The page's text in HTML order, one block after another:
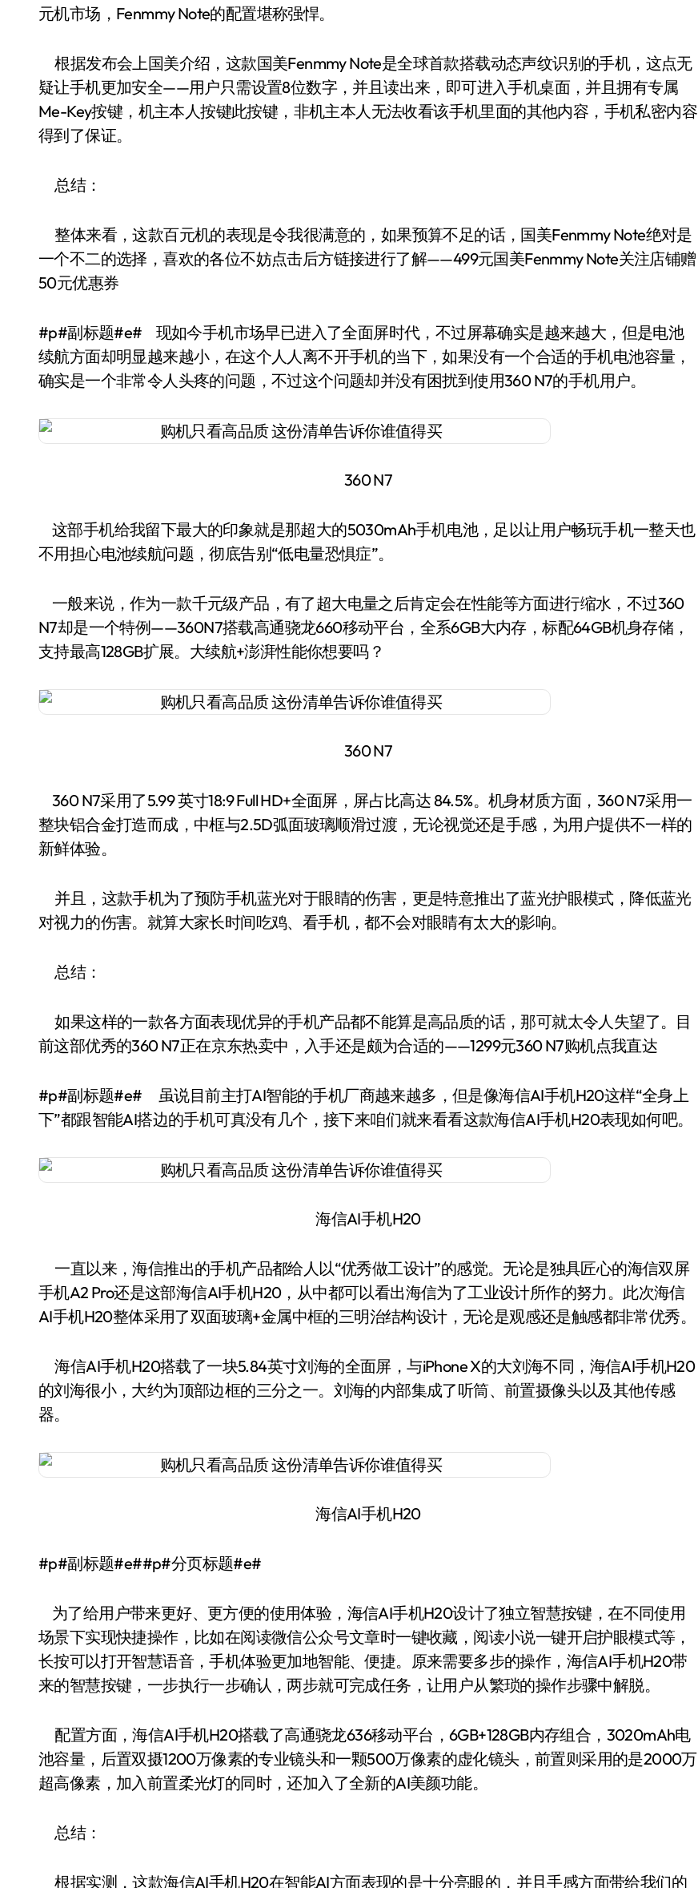
元机市场，Fenmmy Note的配置堪称强悍。
根据发布会上国美介绍，这款国美Fenmmy Note是全球首款搭载动态声纹识别的手机，这点无
疑让手机更加安全——用户只需设置8位数字，并且读出来，即可进入手机桌面，并且拥有专属
Me-Key按键，机主本人按键此按键，非机主本人无法收看该手机里面的其他内容，手机私密内容
得到了保证。
总结：
整体来看，这款百元机的表现是令我很满意的，如果预算不足的话，国美Fenmmy Note绝对是
一个不二的选择，喜欢的各位不妨点击后方链接进行了解——499元国美Fenmmy Note关注店铺赠
50元优惠券
#p#副标题#e# 现如今手机市场早已进入了全面屏时代，不过屏幕确实是越来越大，但是电池
续航方面却明显越来越小，在这个人人离不开手机的当下，如果没有一个合适的手机电池容量，
确实是一个非常令人头疼的问题，不过这个问题却并没有困扰到使用360 N7的手机用户。
360 N7
这部手机给我留下最大的印象就是那超大的5030mAh手机电池，足以让用户畅玩手机一整天也
不用担心电池续航问题，彻底告别“低电量恐惧症”。
一般来说，作为一款千元级产品，有了超大电量之后肯定会在性能等方面进行缩水，不过360
N7却是一个特例——360N7搭载高通骁龙660移动平台，全系6GB大内存，标配64GB机身存储，
支持最高128GB扩展。大续航+澎湃性能你想要吗？
360 N7
360 N7采用了5.99 英寸18:9 Full HD+全面屏，屏占比高达 84.5%。机身材质方面，360 N7采用一
整块铝合金打造而成，中框与2.5D弧面玻璃顺滑过渡，无论视觉还是手感，为用户提供不一样的
新鲜体验。
并且，这款手机为了预防手机蓝光对于眼睛的伤害，更是特意推出了蓝光护眼模式，降低蓝光
对视力的伤害。就算大家长时间吃鸡、看手机，都不会对眼睛有太大的影响。
总结：
如果这样的一款各方面表现优异的手机产品都不能算是高品质的话，那可就太令人失望了。目
前这部优秀的360 N7正在京东热卖中，入手还是颇为合适的——1299元360 N7购机点我直达
#p#副标题#e# 虽说目前主打AI智能的手机厂商越来越多，但是像海信AI手机H20这样“全身上
下”都跟智能AI搭边的手机可真没有几个，接下来咱们就来看看这款海信AI手机H20表现如何吧。
海信AI手机H20
一直以来，海信推出的手机产品都给人以“优秀做工设计”的感觉。无论是独具匠心的海信双屏
手机A2 Pro还是这部海信AI手机H20，从中都可以看出海信为了工业设计所作的努力。此次海信
AI手机H20整体采用了双面玻璃+金属中框的三明治结构设计，无论是观感还是触感都非常优秀。
海信AI手机H20搭载了一块5.84英寸刘海的全面屏，与iPhone X的大刘海不同，海信AI手机H20
的刘海很小，大约为顶部边框的三分之一。刘海的内部集成了听筒、前置摄像头以及其他传感
器。
海信AI手机H20
#p#副标题#e##p#分页标题#e#
为了给用户带来更好、更方便的使用体验，海信AI手机H20设计了独立智慧按键，在不同使用
场景下实现快捷操作，比如在阅读微信公众号文章时一键收藏，阅读小说一键开启护眼模式等，
长按可以打开智慧语音，手机体验更加地智能、便捷。原来需要多步的操作，海信AI手机H20带
来的智慧按键，一步执行一步确认，两步就可完成任务，让用户从繁琐的操作步骤中解脱。
配置方面，海信AI手机H20搭载了高通骁龙636移动平台，6GB+128GB内存组合，3020mAh电
池容量，后置双摄1200万像素的专业镜头和一颗500万像素的虚化镜头，前置则采用的是2000万
超高像素，加入前置柔光灯的同时，还加入了全新的AI美颜功能。
总结：
根据实测，这款海信AI手机H20在智能AI方面表现的是十分亮眼的，并且手感方面带给我们的